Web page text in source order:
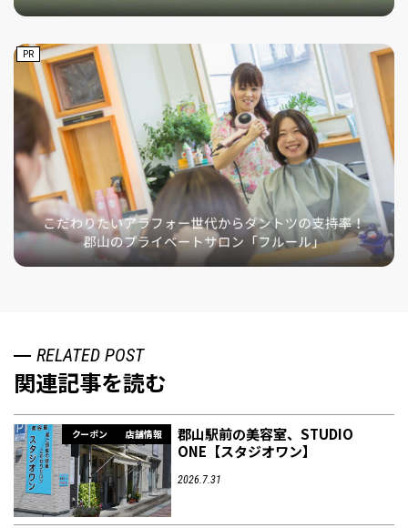
PR
RELATED POST
関連記事を読む
クーポン 店舗情報
郡山駅前の美容室、STUDIO
ONE【スタジオワン】
2026.7.31